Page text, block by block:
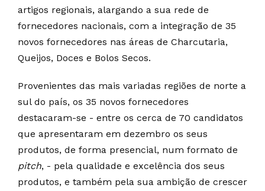
artigos regionais, alargando a sua rede de
fornecedores nacionais, com a integração de 35
novos fornecedores nas áreas de Charcutaria,
Queijos, Doces e Bolos Secos.
Provenientes das mais variadas regiões de norte a
sul do país, os 35 novos fornecedores
destacaram-se - entre os cerca de 70 candidatos
que apresentaram em dezembro os seus
produtos, de forma presencial, num formato de
pitch, - pela qualidade e excelência dos seus
produtos, e também pela sua ambição de crescer